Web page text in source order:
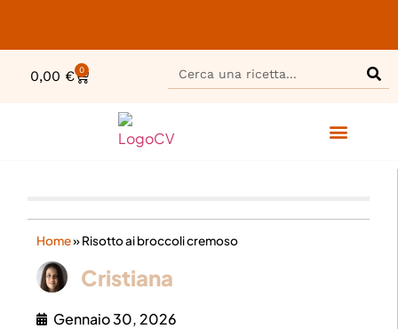
0,00 € 0
Home»Risotto ai broccoli cremoso
Cristiana
Gennaio 30, 2026